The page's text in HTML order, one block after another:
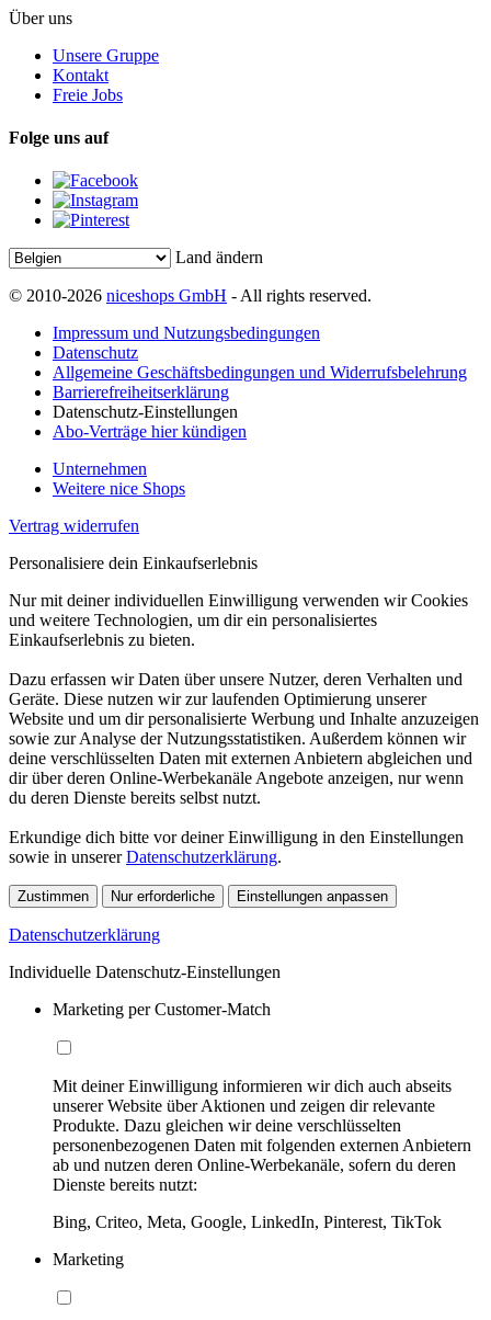
Über uns
Unsere Gruppe
Kontakt
Freie Jobs
Folge uns auf
Land ändern
© 2010-2026 niceshops GmbH - All rights reserved.
Impressum und Nutzungsbedingungen
Datenschutz
Allgemeine Geschäftsbedingungen und Widerrufsbelehrung
Barrierefreiheitserklärung
Datenschutz-Einstellungen
Abo-Verträge hier kündigen
Unternehmen
Weitere nice Shops
Vertrag widerrufen
Personalisiere dein Einkaufserlebnis
Nur mit deiner individuellen Einwilligung verwenden wir Cookies
und weitere Technologien, um dir ein personalisiertes
Einkaufserlebnis zu bieten.
Dazu erfassen wir Daten über unsere Nutzer, deren Verhalten und
Geräte. Diese nutzen wir zur laufenden Optimierung unserer
Website und um dir personalisierte Werbung und Inhalte anzuzeigen
sowie zur Analyse der Nutzungsstatistiken. Außerdem können wir
deine verschlüsselten Daten mit externen Anbietern abgleichen und
dir über deren Online-Werbekanäle Angebote anzeigen, nur wenn
du deren Dienste bereits selbst nutzt.
Erkundige dich bitte vor deiner Einwilligung in den Einstellungen
sowie in unsererDatenschutzerklärung.
Zustimmen Nur erforderliche Einstellungen anpassen
Datenschutzerklärung
Individuelle Datenschutz-Einstellungen
Marketing per Customer-Match
Mit deiner Einwilligung informieren wir dich auch abseits
unserer Website über Aktionen und zeigen dir relevante
Produkte. Dazu gleichen wir deine verschlüsselten
personenbezogenen Daten mit folgenden externen Anbietern
ab und nutzen deren Online-Werbekanäle, sofern du deren
Dienste bereits nutzt:
Bing, Criteo, Meta, Google, LinkedIn, Pinterest, TikTok
Marketing